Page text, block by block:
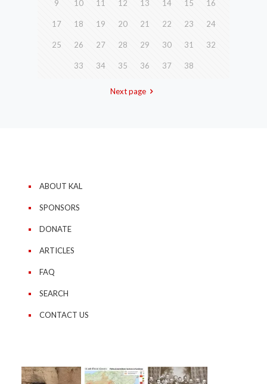
9 10 11 12 13 14 15 16
17 18 19 20 21 22 23 24
25 26 27 28 29 30 31 32
33 34 35 36 37 38
Next page
ABOUT KAL
SPONSORS
DONATE
ARTICLES
FAQ
SEARCH
CONTACT US